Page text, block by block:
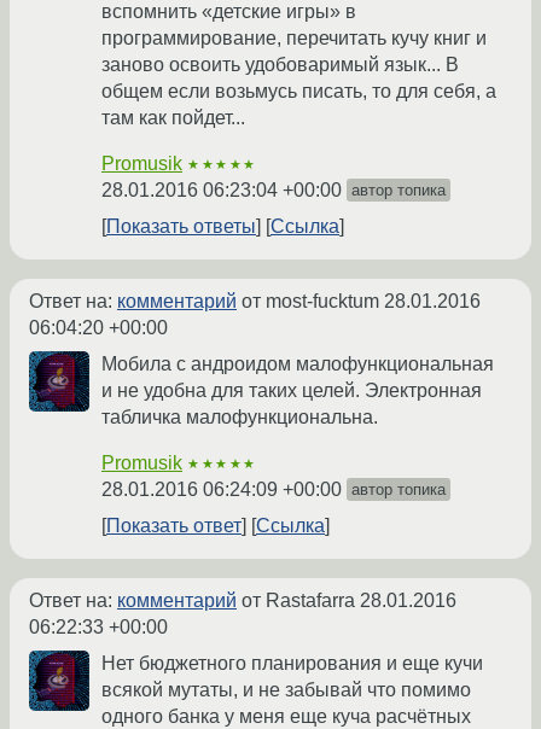
вспомнить «детские игры» в
программирование, перечитать кучу книг и
заново освоить удобоваримый язык... В
общем если возьмусь писать, то для себя, а
там как пойдет...
Promusik ★★★★★
28.01.2016 06:23:04 +00:00 автор топика
Показать ответы Ссылка
Ответ на: комментарий от most-fucktum 28.01.2016
06:04:20 +00:00
Мобила с андроидом малофункциональная
и не удобна для таких целей. Электронная
табличка малофункциональна.
Promusik ★★★★★
28.01.2016 06:24:09 +00:00 автор топика
Показать ответ Ссылка
Ответ на: комментарий от Rastafarra 28.01.2016
06:22:33 +00:00
Нет бюджетного планирования и еще кучи
всякой мутаты, и не забывай что помимо
одного банка у меня еще куча расчётных